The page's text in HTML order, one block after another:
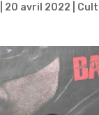
20 avril 2022